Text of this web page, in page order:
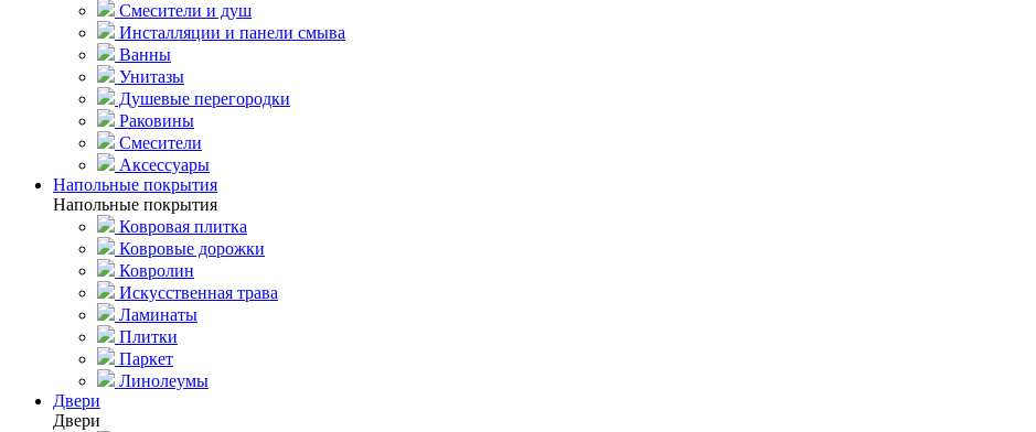
Смесители и душ
Инсталляции и панели смыва
Ванны
Унитазы
Душевые перегородки
Раковины
Смесители
Аксессуары
Напольные покрытия
Напольные покрытия
Ковровая плитка
Ковровые дорожки
Ковролин
Искусственная трава
Ламинаты
Плитки
Паркет
Линолеумы
Двери
Двери